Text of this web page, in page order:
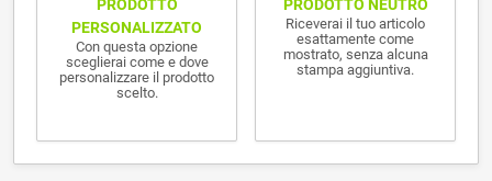
PRODOTTO
PERSONALIZZATO
Con questa opzione
sceglierai come e dove
personalizzare il prodotto
scelto.
PRODOTTO NEUTRO
Riceverai il tuo articolo
esattamente come
mostrato, senza alcuna
stampa aggiuntiva.